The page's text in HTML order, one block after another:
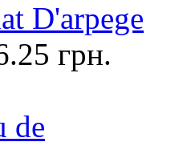
D'arpege
грн.